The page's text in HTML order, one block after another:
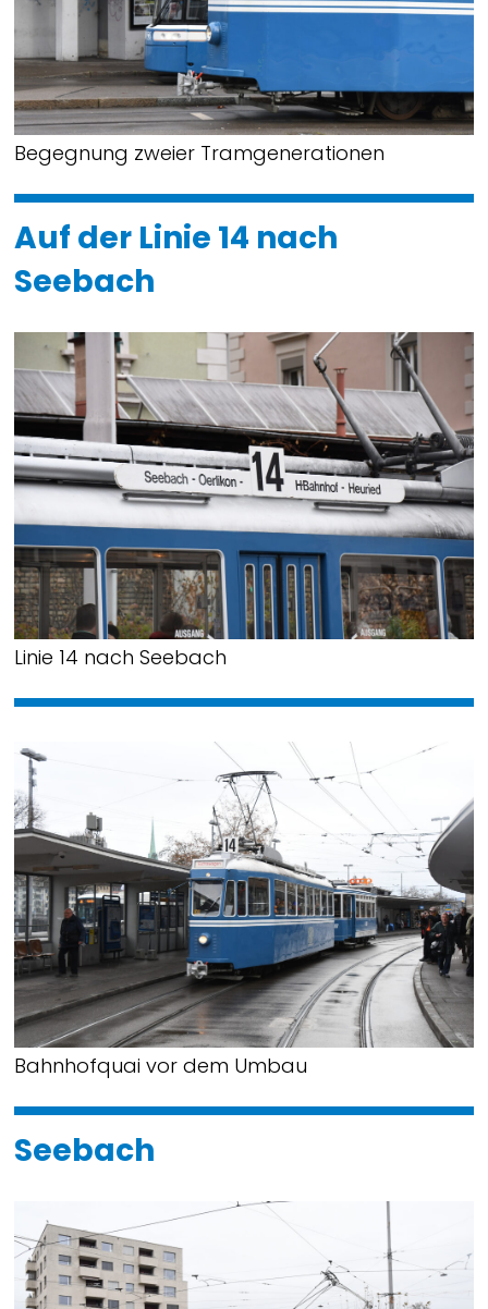
Begegnung zweier Tramgenerationen
Auf der Linie 14 nach
Seebach
Linie 14 nach Seebach
Bahnhofquai vor dem Umbau
Seebach